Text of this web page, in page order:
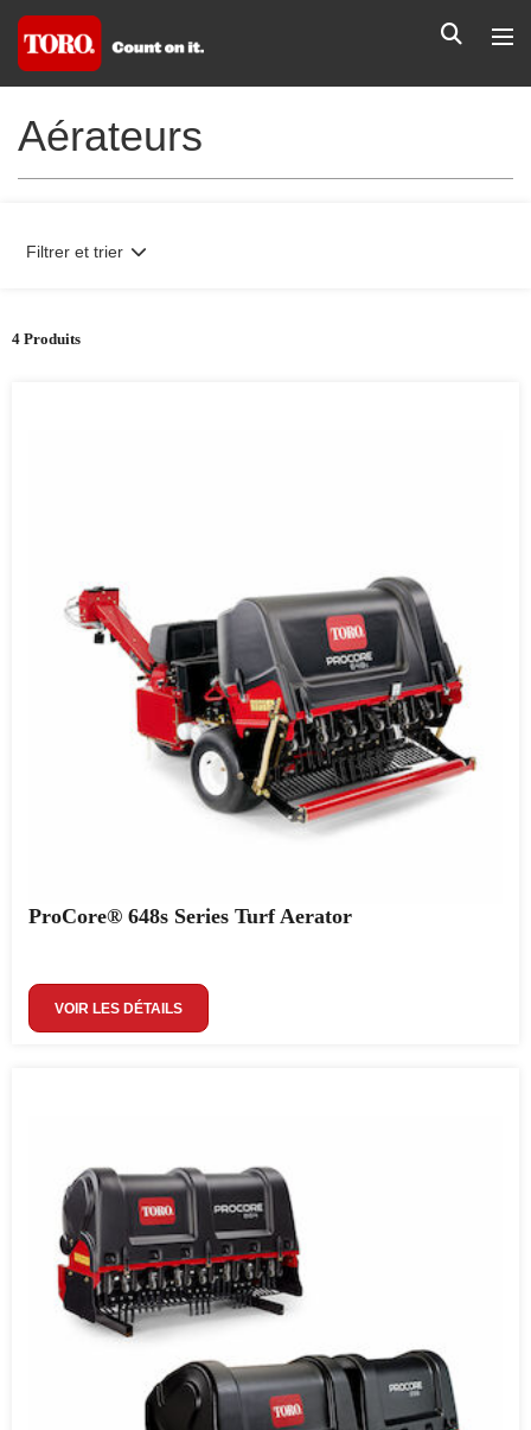
Aérateurs
4 Produits
Filtrer et trier
ProCore® 648s Series Turf Aerator
VOIR LES DÉTAILS